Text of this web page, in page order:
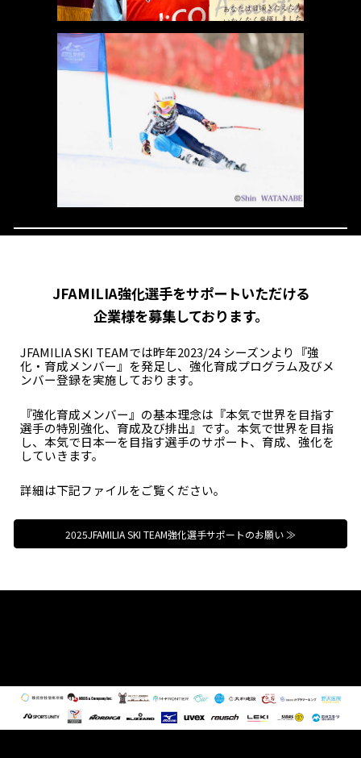
JFAMILIA強化選手をサポートいただける
企業様を募集しております。
JFAMILIA SKI TEAMでは昨年2023/24 シーズンより『強
化・育成メンバー』を発足し、強化育成プログラム及びメ
ンバー登録を実施しております。
『強化育成メンバー』の基本理念は『本気で世界を目指す
選手の特別強化、育成及び排出』です。本気で世界を目指
し、本気で日本一を目指す選手のサポート、育成、強化を
していきます。
詳細は下記ファイルをご覧ください。
2025JFAMILIA SKI TEAM強化選手サポートのお願い ≫